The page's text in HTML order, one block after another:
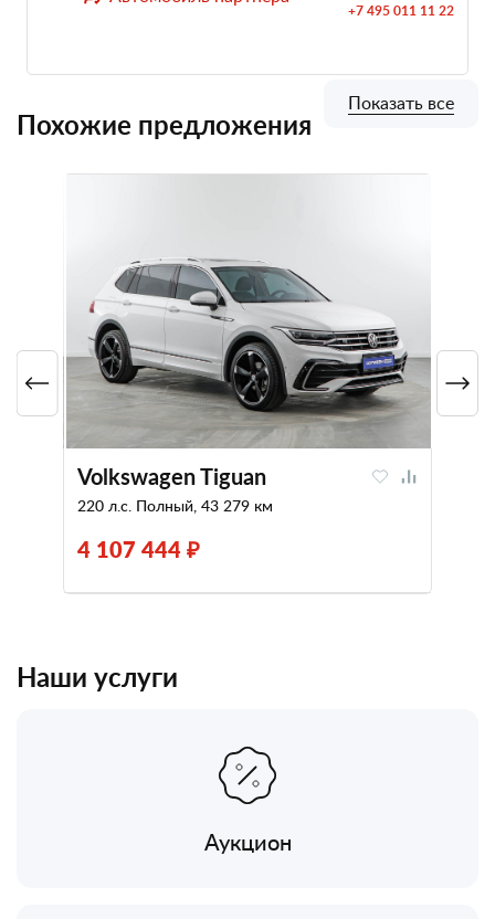
+7 495 011 11 22
Похожие предложения
Volkswagen Tiguan
220 л.с. Полный, 43 279 км
4 107 444 ₽
Показать все
Наши услуги
Аукцион